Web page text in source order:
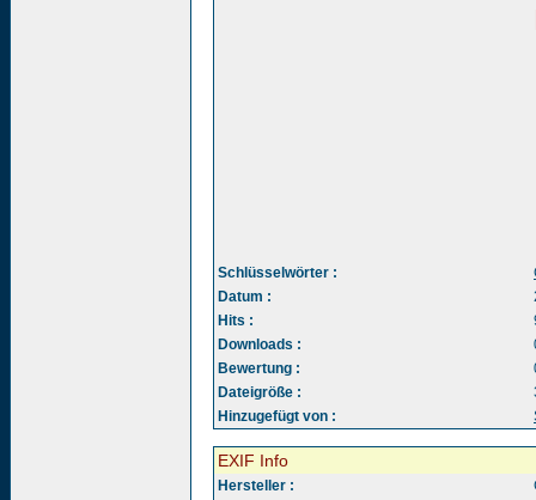
Schlüsselwörter :
Datum :
Hits :
Downloads :
Bewertung :
Dateigröße :
Hinzugefügt von :
EXIF Info
Hersteller :